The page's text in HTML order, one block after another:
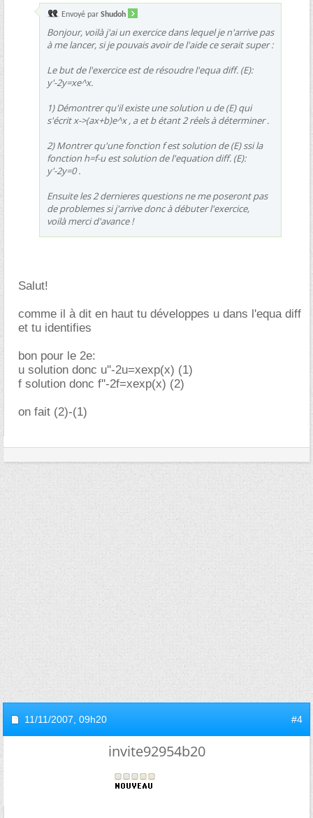
Envoyé par Shudoh
Bonjour, voilà j'ai un exercice dans lequel je n'arrive pas
à me lancer, si je pouvais avoir de l'aide ce serait super :
Le but de l'exercice est de résoudre l'equa diff. (E):
y'-2y=xe^x.
1) Démontrer qu'il existe une solution u de (E) qui
s'écrit x->(ax+b)e^x , a et b étant 2 réels à déterminer .
2) Montrer qu'une fonction f est solution de (E) ssi la
fonction h=f-u est solution de l'equation diff. (E):
y'-2y=0 .
Ensuite les 2 dernieres questions ne me poseront pas
de problemes si j'arrive donc à débuter l'exercice,
voilà merci d'avance !
Salut!
comme il à dit en haut tu développes u dans l'equa diff
et tu identifies
bon pour le 2e:
u solution donc u''-2u=xexp(x) (1)
f solution donc f''-2f=xexp(x) (2)
on fait (2)-(1)
11/11/2007, 09h20 #4
invite92954b20